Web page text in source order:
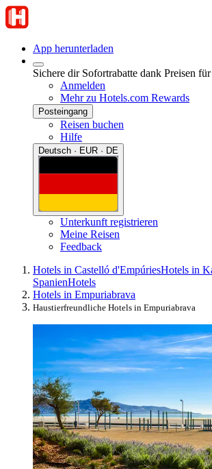
App herunterladen
Sichere dir Sofortrabatte dank Preisen
Anmelden
Mehr zu Hotels.com Rewards
Posteingang
Reisen buchen
Hilfe
Deutsch · EUR · DE
Unterkunft registrieren
Meine Reisen
Feedback
Hotels in Castelló d'EmpúriesHotels in
SpanienHotels
Hotels in Empuriabrava
Haustierfreundliche Hotels in Empuriabrava